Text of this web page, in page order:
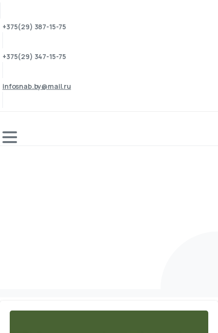
+375(29) 387-15-75
+375(29) 347-15-75
infosnab.by@mail.ru